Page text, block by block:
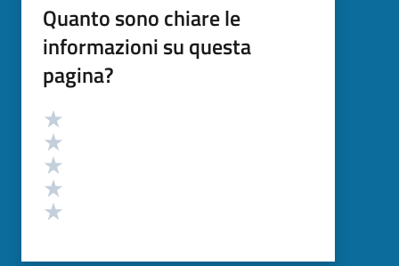
Quanto sono chiare le
informazioni su questa
pagina?
Valutazione